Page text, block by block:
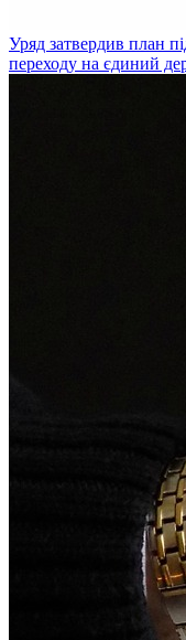
Уряд затвердив план
переходу на єдиний